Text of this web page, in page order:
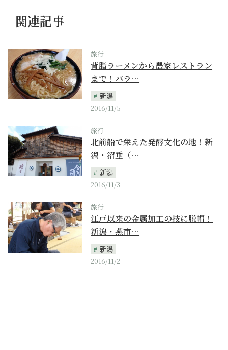
関連記事
旅行
背脂ラーメンから農家レストラン
まで！バラ…
新潟
2016/11/5
旅行
北前船で栄えた発酵文化の地！新
潟・沼垂（…
新潟
2016/11/3
旅行
江戸以来の金属加工の技に脱帽！
新潟・燕市…
新潟
2016/11/2